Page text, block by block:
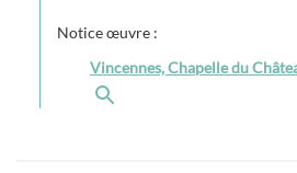
Notice œuvre :
Vincennes, Chapelle du